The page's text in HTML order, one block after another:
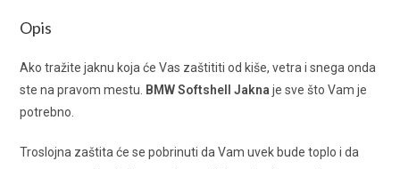
Opis
Ako tražite jaknu koja će Vas zaštititi od kiše, vetra i snega onda
ste na pravom mestu. BMW Softshell Jakna je sve što Vam je
potrebno.
Troslojna zaštita će se pobrinuti da Vam uvek bude toplo i da